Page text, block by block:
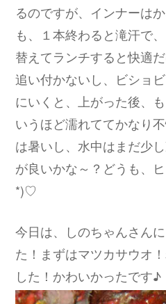
るのですが、インナーは
も、１本終わると滝汗で
替えてランチすると快適
追い付かないし、ビショ
にいくと、上がった後、
いうほど濡れててかなり
は暑いし、水中はまだ少
が良いかな～？どうも、
*)♡
今日は、しのちゃんさん
た！まずはマツカサウオ
した！かわいかったです♪